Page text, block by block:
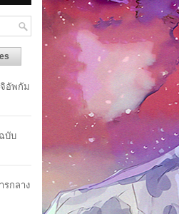
จิอัพกัม
บับ
กลาง